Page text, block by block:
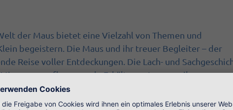
der Maus bietet eine Vielzahl von Themen und
begeistern. Die Maus und ihr treuer Begleiter – der
Reise voller Entdeckungen. Die Lach- und
gegen aufkommende Erkältungs-Langeweile.